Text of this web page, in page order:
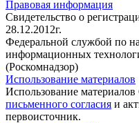
Правовая информация
Свидетельство о
28.12.2012г.
Федеральной службой по
информационных
(Роскомнадзор)
Использование материалов
Использование
письменного согласия и
первоисточник.